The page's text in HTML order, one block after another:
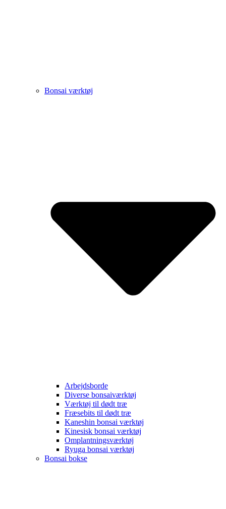
Bonsai værktøj
Arbejdsborde
Diverse bonsaiværktøj
Værktøj til dødt træ
Fræsebits til dødt træ
Kaneshin bonsai værktøj
Kinesisk bonsai værktøj
Omplantningsværktøj
Ryuga bonsai værktøj
Bonsai bokse